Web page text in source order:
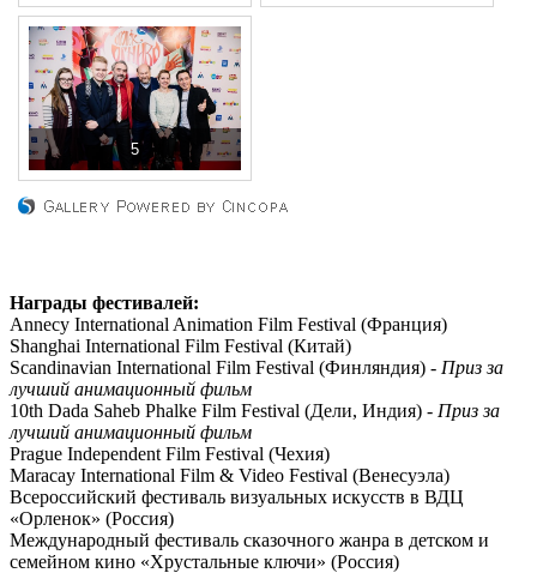
5
Награды фестивалей:
Annecy International Animation Film Festival (Франция)
Shanghai International Film Festival (Китай)
Scandinavian International Film Festival (Финляндия) - Приз за
лучший анимационный фильм
10th Dada Saheb Phalke Film Festival (Дели, Индия) - Приз за
лучший анимационный фильм
Prague Independent Film Festival (Чехия)
Maracay International Film & Video Festival (Венесуэла)
Всероссийский фестиваль визуальных искусств в ВДЦ
«Орленок» (Россия)
Международный фестиваль сказочного жанра в детском и
семейном кино «Хрустальные ключи» (Россия)